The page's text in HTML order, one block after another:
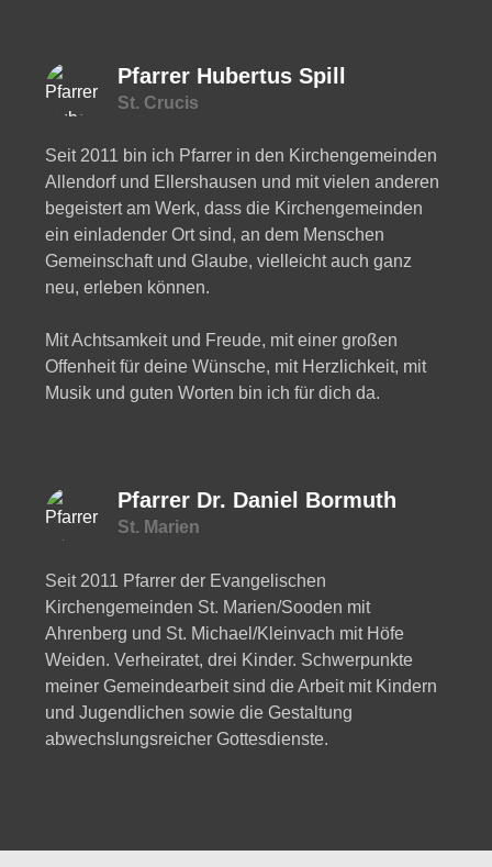
Pfarrer Hubertus Spill
St. Crucis
Seit 2011 bin ich Pfarrer in den Kirchengemeinden
Allendorf und Ellershausen und mit vielen anderen
begeistert am Werk, dass die Kirchengemeinden
ein einladender Ort sind, an dem Menschen
Gemeinschaft und Glaube, vielleicht auch ganz
neu, erleben können.
Mit Achtsamkeit und Freude, mit einer großen
Offenheit für deine Wünsche, mit Herzlichkeit, mit
Musik und guten Worten bin ich für dich da.
Pfarrer Dr. Daniel Bormuth
St. Marien
Seit 2011 Pfarrer der Evangelischen
Kirchengemeinden St. Marien/Sooden mit
Ahrenberg und St. Michael/Kleinvach mit Höfe
Weiden. Verheiratet, drei Kinder. Schwerpunkte
meiner Gemeindearbeit sind die Arbeit mit Kindern
und Jugendlichen sowie die Gestaltung
abwechslungsreicher Gottesdienste.